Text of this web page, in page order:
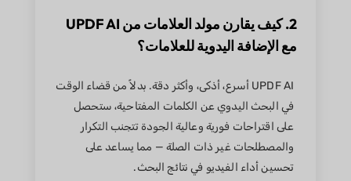
2. كيف يقارن مولد العلامات من UPDF AI
مع الإضافة اليدوية للعلامات؟
UPDF AI أسرع، أذكى، وأكثر دقة. بدلاً من قضاء الوقت
في البحث اليدوي عن الكلمات المفتاحية، ستحصل
على اقتراحات فورية وعالية الجودة تتجنب التكرار
والمصطلحات غير ذات الصلة — مما يساعد على
تحسين أداء الفيديو في نتائج البحث.